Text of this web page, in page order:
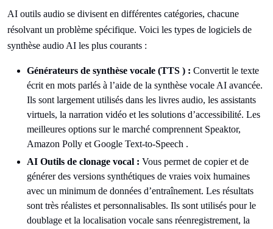
AI outils audio se divisent en différentes catégories, chacune
résolvant un problème spécifique. Voici les types de logiciels de
synthèse audio AI les plus courants :
Générateurs de synthèse vocale (TTS ) : Convertit le texte
écrit en mots parlés à l’aide de la synthèse vocale AI avancée.
Ils sont largement utilisés dans les livres audio, les assistants
virtuels, la narration vidéo et les solutions d’accessibilité. Les
meilleures options sur le marché comprennent Speaktor,
Amazon Polly et Google Text-to-Speech .
AI Outils de clonage vocal : Vous permet de copier et de
générer des versions synthétiques de vraies voix humaines
avec un minimum de données d’entraînement. Les résultats
sont très réalistes et personnalisables. Ils sont utilisés pour le
doublage et la localisation vocale sans réenregistrement, la